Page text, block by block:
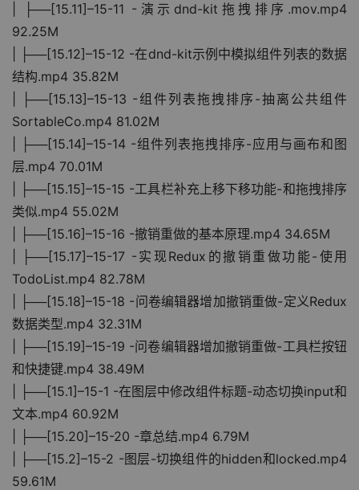
| ├──[15.11]–15-11 -演示dnd-kit拖拽排序.mov.mp4
92.25M
| ├──[15.12]–15-12 -在dnd-kit示例中模拟组件列表的数据
结构.mp4 35.82M
| ├──[15.13]–15-13 -组件列表拖拽排序-抽离公共组件
SortableCo.mp4 81.02M
| ├──[15.14]–15-14 -组件列表拖拽排序-应用与画布和图
层.mp4 70.01M
| ├──[15.15]–15-15 -工具栏补充上移下移功能-和拖拽排序
类似.mp4 55.02M
| ├──[15.16]–15-16 -撤销重做的基本原理.mp4 34.65M
| ├──[15.17]–15-17 -实现Redux的撤销重做功能-使用
TodoList.mp4 82.78M
| ├──[15.18]–15-18 -问卷编辑器增加撤销重做-定义Redux
数据类型.mp4 32.31M
| ├──[15.19]–15-19 -问卷编辑器增加撤销重做-工具栏按钮
和快捷键.mp4 38.49M
| ├──[15.1]–15-1 -在图层中修改组件标题-动态切换input和
文本.mp4 60.92M
| ├──[15.20]–15-20 -章总结.mp4 6.79M
| ├──[15.2]–15-2 -图层-切换组件的hidden和locked.mp4
59.61M